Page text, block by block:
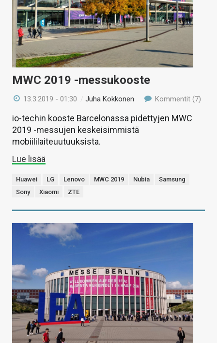
MWC 2019 -messukooste
13.3.2019 - 01:30 /Juha Kokkonen Kommentit (7)
io-techin kooste Barcelonassa pidettyjen MWC
2019 -messujen keskeisimmistä
mobiililaiteuutuuksista.
Lue lisää
Huawei LG Lenovo MWC 2019 Nubia
Samsung
Sony
Xiaomi ZTE